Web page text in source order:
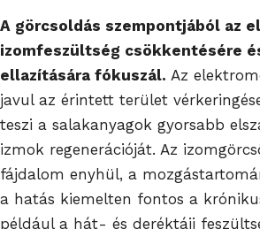
A görcsoldás szempontjából az
izomfeszültség csökkentésére
ellazítására fókuszál. Az
javul az érintett terület
teszi a salakanyagok gyorsabb
izmok regenerációját. Az
fájdalom enyhül, a
a hatás kiemelten fontos a
például a hát- és deréktáji